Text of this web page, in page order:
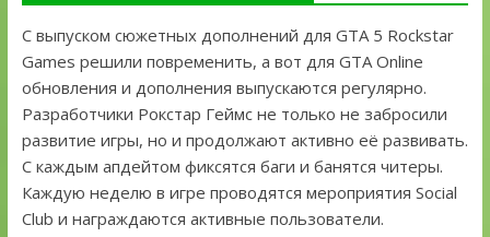
С выпуском сюжетных дополнений для GTA 5 Rockstar
Games решили повременить, а вот для GTA Online
обновления и дополнения выпускаются регулярно.
Разработчики Рокстар Геймс не только не забросили
развитие игры, но и продолжают активно её развивать.
С каждым апдейтом фиксятся баги и банятся читеры.
Каждую неделю в игре проводятся мероприятия Social
Club и награждаются активные пользователи.